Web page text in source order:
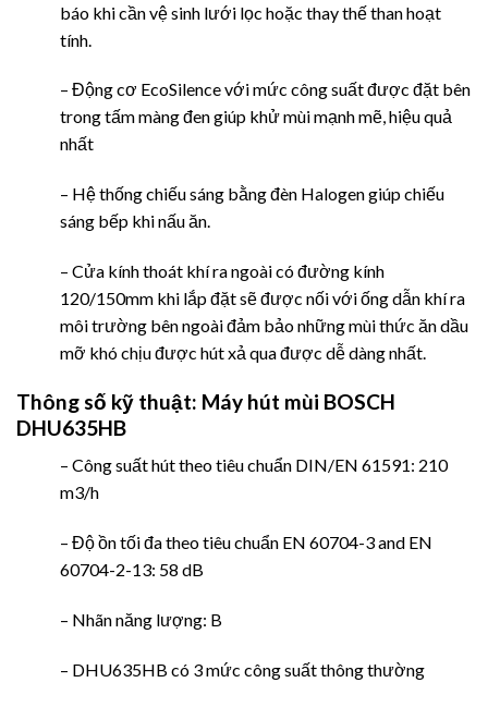
báo khi cần vệ sinh lưới lọc hoặc thay thế than hoạt
tính.
– Động cơ EcoSilence với mức công suất được đặt bên
trong tấm màng đen giúp khử mùi mạnh mẽ, hiệu quả
nhất
– Hệ thống chiếu sáng bằng đèn Halogen giúp chiếu
sáng bếp khi nấu ăn.
– Cửa kính thoát khí ra ngoài có đường kính
120/150mm khi lắp đặt sẽ được nối với ống dẫn khí ra
môi trường bên ngoài đảm bảo những mùi thức ăn dầu
mỡ khó chịu được hút xả qua được dễ dàng nhất.
Thông số kỹ thuật: Máy hút mùi BOSCH
DHU635HB
– Công suất hút theo tiêu chuẩn DIN/EN 61591: 210
m3/h
– Độ ồn tối đa theo tiêu chuẩn EN 60704-3 and EN
60704-2-13: 58 dB
– Nhãn năng lượng: B
– DHU635HB có 3 mức công suất thông thường